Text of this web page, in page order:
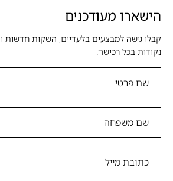
הישארו מעודכנים
קבלו גישה למבצעים בלעדיים, השקות חדשות
נקודות בכל רכישה.